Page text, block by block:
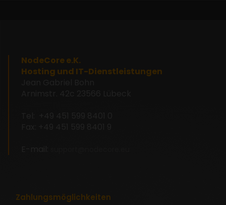
NodeCore e.K.
Hosting und IT-Dienstleistungen
Zahlungsmöglichkeiten